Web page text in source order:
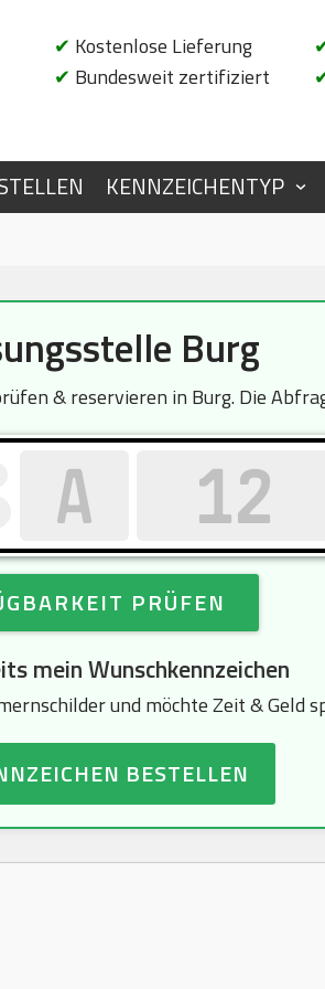
✔ Kostenlose Lieferung
✔ Bundesweit zertifiziert
KENNZEICHENTYP
Burg
& reservieren in Burg. Die
PRÜFEN
mein Wunschkennzeichen
und möchte Zeit & Geld
BESTELLEN